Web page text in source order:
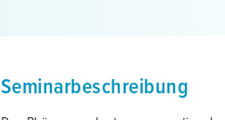
Seminarbeschreibung